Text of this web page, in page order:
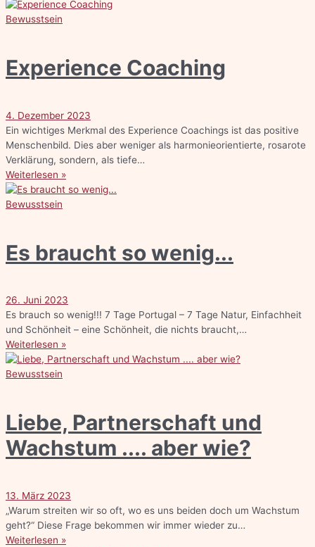
Bewusstsein
Experience Coaching
4. Dezember 2023
Ein wichtiges Merkmal des Experience Coachings ist das positive
Menschenbild. Dies aber weniger als harmonieorientierte, rosarote
Verklärung, sondern, als tiefe…
Weiterlesen »
Bewusstsein
Es braucht so wenig...
26. Juni 2023
Es brauch so wenig!!! 7 Tage Portugal – 7 Tage Natur, Einfachheit
und Schönheit – eine Schönheit, die nichts braucht,…
Weiterlesen »
Bewusstsein
Liebe, Partnerschaft und
Wachstum .... aber wie?
13. März 2023
„Warum streiten wir so oft, wo es uns beiden doch um Wachstum
geht?“ Diese Frage bekommen wir immer wieder zu…
Weiterlesen »